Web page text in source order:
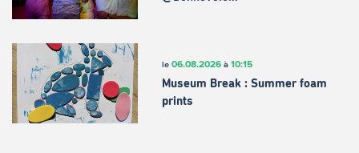
le 06.08.2026à 10:15
Museum Break : Summer foam
prints